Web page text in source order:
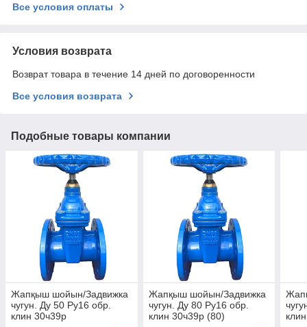
Все условия оплаты
Условия возврата
Возврат товара в течение 14 дней по договоренности
Все условия возврата
Подобные товары компании
Жапқыш шойын/Задвижка
чугун. Ду 50 Ру16 обр.
клин 30ч39р
Жапқыш шойын/Задвижка
чугун. Ду 80 Ру16 обр.
клин 30ч39р (80)